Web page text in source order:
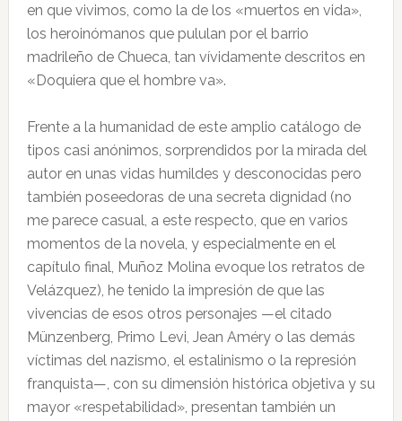
en que vivimos, como la de los «muertos en vida»,
los heroinómanos que pululan por el barrio
madrileño de Chueca, tan vívidamente descritos en
«Doquiera que el hombre va».
Frente a la humanidad de este amplio catálogo de
tipos casi anónimos, sorprendidos por la mirada del
autor en unas vidas humildes y desconocidas pero
también poseedoras de una secreta dignidad (no
me parece casual, a este respecto, que en varios
momentos de la novela, y especialmente en el
capítulo final, Muñoz Molina evoque los retratos de
Velázquez), he tenido la impresión de que las
vivencias de esos otros personajes —el citado
Münzenberg, Primo Levi, Jean Améry o las demás
víctimas del nazismo, el estalinismo o la represión
franquista—, con su dimensión histórica objetiva y su
mayor «respetabilidad», presentan también un